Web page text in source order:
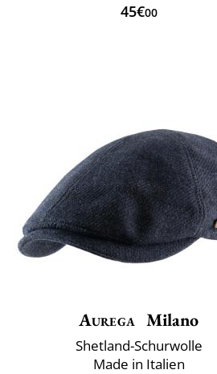
45€00
Aurega Milano
Shetland-Schurwolle
Made in Italien